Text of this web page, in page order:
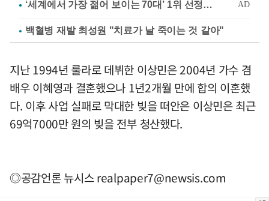
백혈병 재발 최성원 "치료가 날 죽이는 것 같아"
지난 1994년 룰라로 데뷔한 이상민은 2004년 가수 겸
배우 이혜영과 결혼했으나 1년2개월 만에 합의 이혼했
다. 이후 사업 실패로 막대한 빚을 떠안은 이상민은 최근
69억7000만 원의 빚을 전부 청산했다.
◎공감언론 뉴시스realpaper7@newsis.com